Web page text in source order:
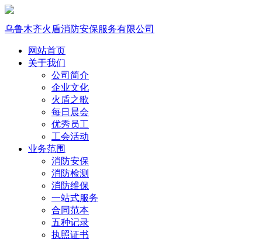
乌鲁木齐火盾消防安保服务有限公司
网站首页
关于我们
公司简介
企业文化
火盾之歌
每日晨会
优秀员工
工会活动
业务范围
消防安保
消防检测
消防维保
一站式服务
合同范本
五种记录
执照证书